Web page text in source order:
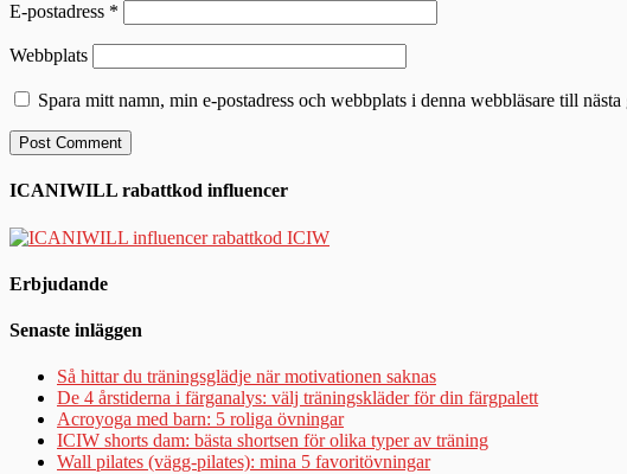
E-postadress *
Webbplats
Spara mitt namn, min e-postadress och webbplats i denna webbläsare till
ICANIWILL rabattkod influencer
Erbjudande
Senaste inläggen
Så hittar du träningsglädje när motivationen saknas
De 4 årstiderna i färganalys: välj träningskläder för din färgpalett
Acroyoga med barn: 5 roliga övningar
ICIW shorts dam: bästa shortsen för olika typer av träning
Wall pilates (vägg-pilates): mina 5 favoritövningar